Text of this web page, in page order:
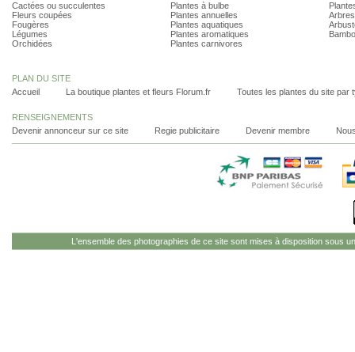
Cactées ou succulentes
Fleurs coupées
Fougères
Légumes
Orchidées
Plantes à bulbe
Plantes annuelles
Plantes aquatiques
Plantes aromatiques
Plantes carnivores
PLAN DU SITE
Accueil
La boutique plantes et fleurs Florum.fr Toutes les plantes du site par
RENSEIGNEMENTS
Devenir annonceur sur ce site
Regie publicitaire Devenir membre
L'ensemble des photographies de ce site sont mises à disposition sous